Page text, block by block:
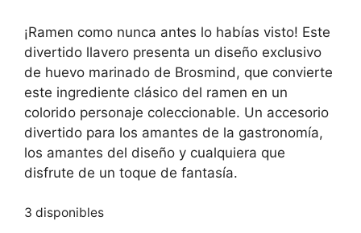
¡Ramen como nunca antes lo habías visto! Este
divertido llavero presenta un diseño exclusivo
de huevo marinado de Brosmind, que convierte
este ingrediente clásico del ramen en un
colorido personaje coleccionable. Un accesorio
divertido para los amantes de la gastronomía,
los amantes del diseño y cualquiera que
disfrute de un toque de fantasía.
3 disponibles